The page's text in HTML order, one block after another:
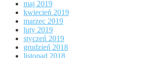
maj 2019
kwiecień 2019
marzec 2019
luty 2019
styczeń 2019
grudzień 2018
listopad 2018